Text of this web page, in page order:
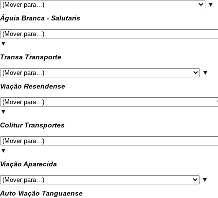
▼
Águia Branca - Salutaris
▼
Transa Transporte
▼
Viação Resendense
▼
Colitur Transportes
▼
Viação Aparecida
▼
Auto Viação Tanguaense